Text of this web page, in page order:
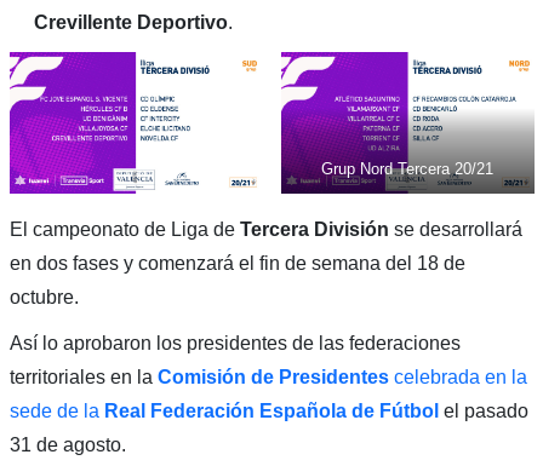
Crevillente Deportivo.
Grup Nord Tercera 20/21
El campeonato de Liga de Tercera División se desarrollará
en dos fases y comenzará el fin de semana del 18 de
octubre.
Así lo aprobaron los presidentes de las federaciones
territoriales en la Comisión de Presidentescelebrada en la
sede de la Real Federación Española de Fútbol el pasado
31 de agosto.